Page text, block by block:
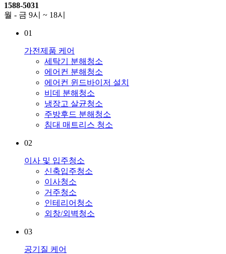
1588-5031
월 - 금 9시 ~ 18시
01
가전제품 케어
세탁기 분해청소
에어컨 분해청소
에어컨 윈드바이저 설치
비데 분해청소
냉장고 살균청소
주방후드 분해청소
침대 매트리스 청소
02
이사 및 입주청소
신축입주청소
이사청소
거주청소
인테리어청소
외창/외벽청소
03
공기질 케어